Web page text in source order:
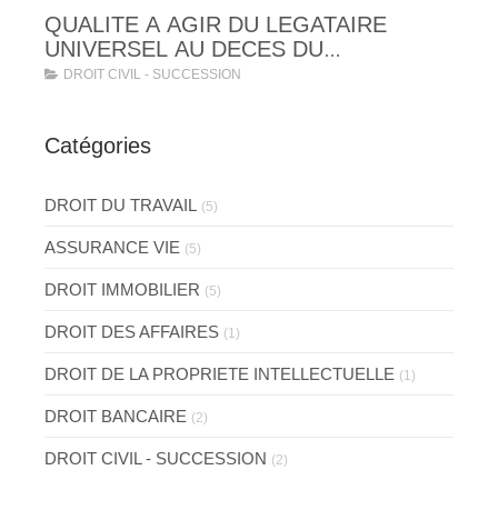
DE VERIFICATION DE SOLVABILITE
QUALITE A AGIR DU LEGATAIRE
UNIVERSEL AU DECES DU
TESTATEUR
DROIT CIVIL - SUCCESSION
Catégories
DROIT DU TRAVAIL (5)
ASSURANCE VIE (5)
DROIT IMMOBILIER (5)
DROIT DES AFFAIRES (1)
DROIT DE LA PROPRIETE INTELLECTUELLE (1)
DROIT BANCAIRE (2)
DROIT CIVIL - SUCCESSION (2)